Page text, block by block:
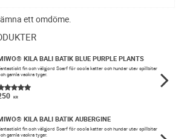
ett omdöme.
KILA BALI BATIK BLUE PURPLE PLANTS
fin och välgjord Scarf för coola katter och hundar utav spillbitar
gamla vackra tyger.
KR
KILA BALI BATIK AUBERGINE
fin och välgjord Scarf för coola katter och hundar utav spillbitar
gamla vackra tyger.